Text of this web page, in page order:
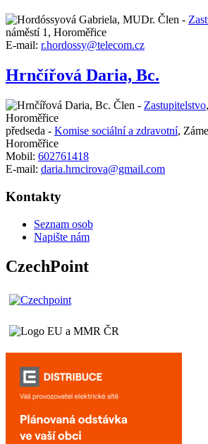
Člen -
náměstí 1, Horoměřice
E-mail: r.hordossy@telecom.cz
Hrnčířová Daria, Bc.
Člen - Zastupitelstvo,
Horoměřice
předseda - Komise sociální a zdravotní,
Horoměřice
Mobil: 602761418
E-mail: daria.hrncirova@gmail.com
Kontakty
Seznam osob
Napište nám
CzechPoint